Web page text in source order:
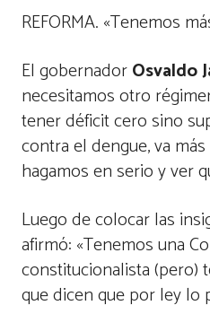
REFORMA. «Tenemos
El gobernadorOsvaldo
necesitamos otro
tener déficit cero sino
contra el dengue, va
hagamos en serio y ver
Luego de colocar las
afirmó: «Tenemos una
constitucionalista (pero)
que dicen que por ley lo